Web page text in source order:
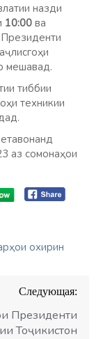
назди
10:00 ва
мешавад.
тиббии
техникии
аз сомонаҳои
охирин
Следующая:
Президенти
Тоҷикистон